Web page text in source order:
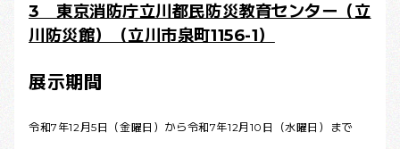
3 東京消防庁立川都民防災教育センター（立
川防災館）（立川市泉町1156-1）
展示期間
令和7年12月5日（金曜日）から令和7年12月10日（水曜日）まで